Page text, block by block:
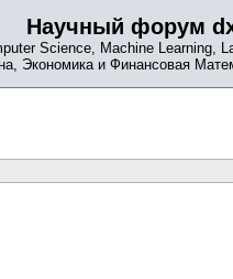
Научный форум
Science, Machine Learning,
Экономика и Финансовая